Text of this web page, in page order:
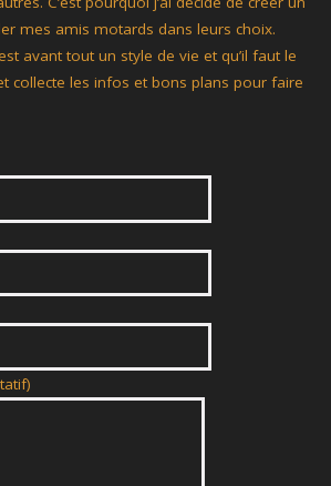
mes amis motards dans leurs choix.
avant tout un style de vie et qu’il faut le
collecte les infos et bons plans pour faire